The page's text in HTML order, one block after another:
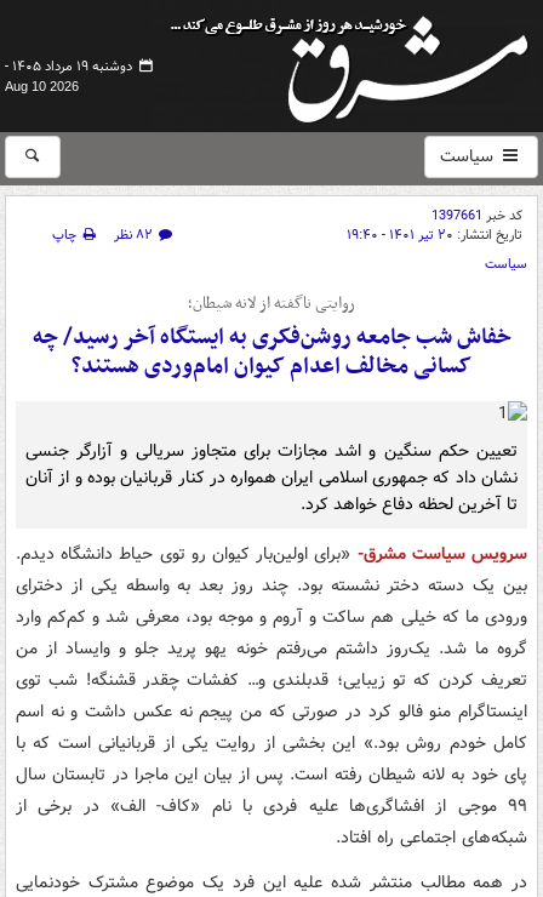
دوشنبه ۱۹ مرداد ۱۴۰۵ -
Aug 10 2026
سیاست
کد خبر 1397661
تاریخ انتشار: ۲۰ تیر ۱۴۰۱ - ۱۹:۴۰ ۸۲ نظر
چاپ
سیاست
روایتی ناگفته از لانه شیطان؛
خفاش شب جامعه روشن‌فکری به ایستگاه آخر رسید/ چه
کسانی مخالف اعدام کیوان امام‌وردی هستند؟
تعیین حکم سنگین و اشد مجازات برای متجاوز سریالی و آزارگر جنسی
نشان داد که جمهوری اسلامی ایران همواره در کنار قربانیان بوده و از آنان
تا آخرین لحظه دفاع خواهد کرد.
سرویس سیاست مشرق- «برای اولین‌بار کیوان رو توی حیاط دانشگاه دیدم.
بین یک دسته دختر نشسته بود. چند روز بعد به واسطه یکی از دخترای
ورودی ما که خیلی هم ساکت و آروم و موجه بود، معرفی شد و کم‌کم وارد
گروه ما شد. یک‌روز داشتم می‌رفتم خونه یهو پرید جلو و وایساد از من
تعریف کردن که تو زیبایی؛ قدبلندی و… کفشات چقدر قشنگه! شب توی
اینستاگرام منو فالو کرد در صورتی که من پیجم نه عکس داشت و نه اسم
کامل خودم روش بود.» این بخشی از روایت یکی از قربانیانی است که با
پای خود به لانه شیطان رفته‌ است. پس از بیان این ماجرا در تابستان سال
۹۹ موجی از افشاگری‌ها علیه فردی با نام «کاف- الف» در برخی از
شبکه‌های اجتماعی راه افتاد.
در همه مطالب منتشر شده علیه این فرد یک موضوع مشترک خودنمایی